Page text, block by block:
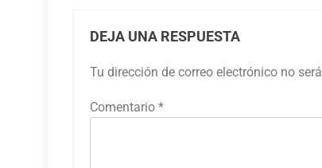
DEJA UNA RESPUESTA
Tu dirección de correo electrónico no
Comentario *